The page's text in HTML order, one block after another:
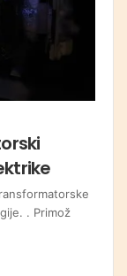
. Primož